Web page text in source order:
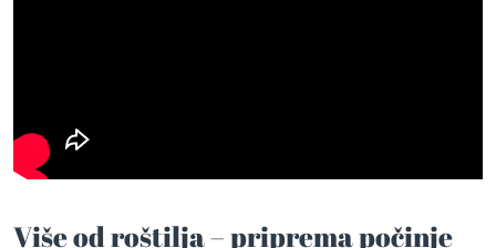
Više od roštilja – priprema počinje